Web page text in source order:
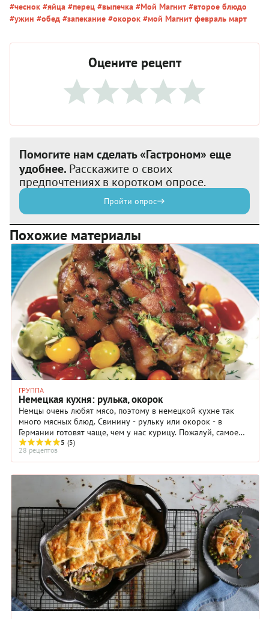
#чеснок #яйца #перец #выпечка #Мой Магнит #второе блюдо
#ужин #обед #запекание #окорок #мой Магнит февраль март
Оцените рецепт
Помогите нам сделать «Гастроном» еще
удобнее. Расскажите о своих
предпочтениях в коротком опросе.
Пройти опрос
Похожие материалы
ГРУППА
Немецкая кухня: рулька, окорок
Немцы очень любят мясо, поэтому в немецкой кухне так
много мясных блюд. Свинину - рульку или окорок - в
Германии готовят чаще, чем у нас курицу. Пожалуй, самое
популярное мясное блюдо немецкой кухни - ...
5 (5)
28 рецептов